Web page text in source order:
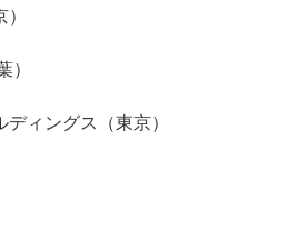
）
）
ィングス（東京）